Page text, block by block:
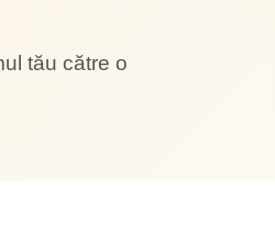
tău către o